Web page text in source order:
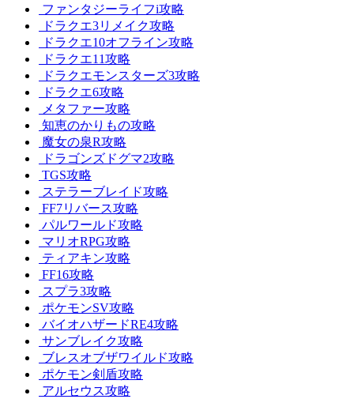
ファンタジーライフi攻略
ドラクエ3リメイク攻略
ドラクエ10オフライン攻略
ドラクエ11攻略
ドラクエモンスターズ3攻略
ドラクエ6攻略
メタファー攻略
知恵のかりもの攻略
魔女の泉R攻略
ドラゴンズドグマ2攻略
TGS攻略
ステラーブレイド攻略
FF7リバース攻略
パルワールド攻略
マリオRPG攻略
ティアキン攻略
FF16攻略
スプラ3攻略
ポケモンSV攻略
バイオハザードRE4攻略
サンブレイク攻略
ブレスオブザワイルド攻略
ポケモン剣盾攻略
アルセウス攻略